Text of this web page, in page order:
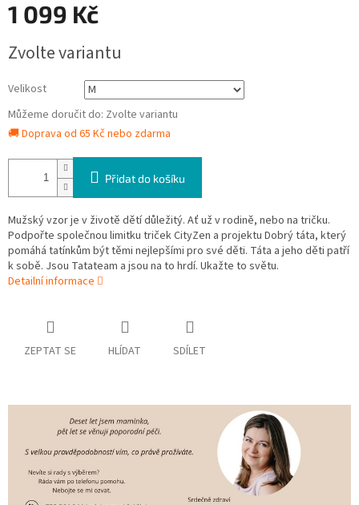
1 099 Kč
cena:
Zvolte variantu
Velikost
Můžeme doručit do: Zvolte variantu
🚚 Doprava od 65 Kč nebo zdarma
Přidat do košíku
Mužský vzor je v životě dětí důležitý. Ať už v rodině, nebo na tričku.
Podpořte společnou limitku triček CityZen a projektu Dobrý táta, který
pomáhá tatínkům být těmi nejlepšími pro své děti. Táta a jeho děti patří
k sobě. Jsou Tatateam a jsou na to hrdí. Ukažte to světu.
Detailní informace
ZEPTAT SE HLÍDAT SDÍLET